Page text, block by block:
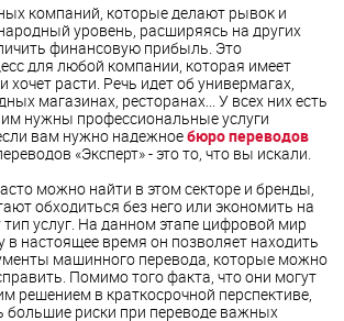
компаний, которые делают рывок и
уровень, расширяясь на других
финансовую прибыль. Это
для любой компании, которая имеет
расти. Речь идет об универмагах,
магазинах, ресторанах... У всех них есть
нужны профессиональные услуги
вам нужно надежноебюро переводов
«Эксперт» - это то, что вы искали.
можно найти в этом секторе и бренды,
обходиться без него или экономить на
тип услуг. На данном этапе цифровой мир
в настоящее время он позволяет находить
машинного перевода, которые можно
Помимо того факта, что они могут
решением в краткосрочной перспективе,
большие риски при переводе важных